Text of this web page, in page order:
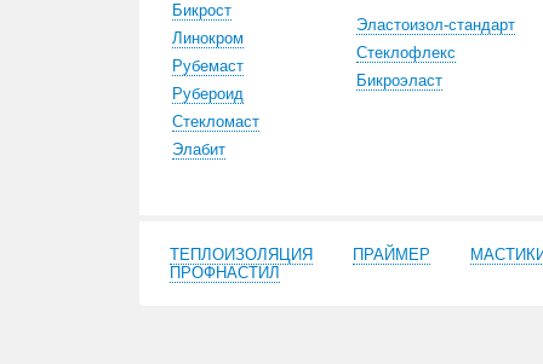
Бикрост
Линокром
Рубемаст
Рубероид
Стекломаст
Элабит
Эластоизол-стандарт
Стеклофлекс
Бикроэласт
ТЕПЛОИЗОЛЯЦИЯ ПРАЙМЕР
ПРОФНАСТИЛ